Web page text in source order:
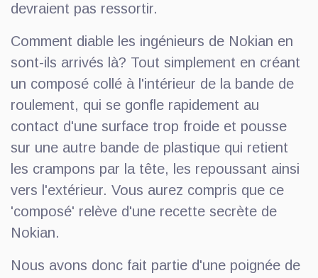
devraient pas ressortir.
Comment diable les ingénieurs de Nokian en
sont-ils arrivés là? Tout simplement en créant
un composé collé à l'intérieur de la bande de
roulement, qui se gonfle rapidement au
contact d'une surface trop froide et pousse
sur une autre bande de plastique qui retient
les crampons par la tête, les repoussant ainsi
vers l'extérieur. Vous aurez compris que ce
'composé' relève d'une recette secrète de
Nokian.
Nous avons donc fait partie d'une poignée de